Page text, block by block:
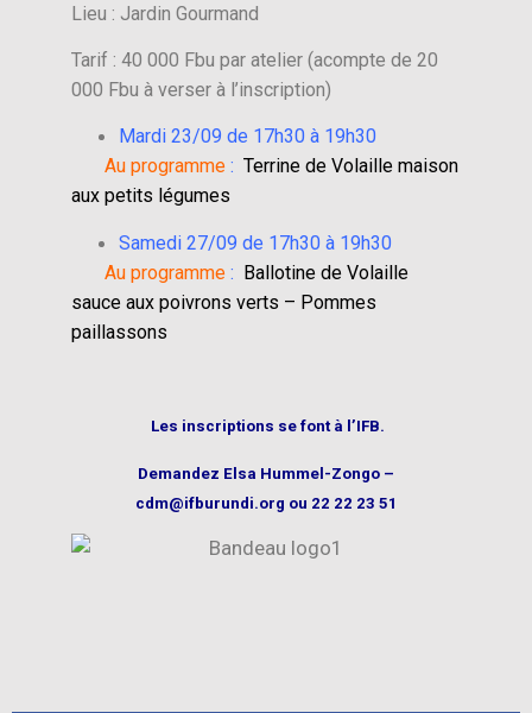
Lieu : Jardin Gourmand
Tarif : 40 000 Fbu par atelier (acompte de 20
000 Fbu à verser à l’inscription)
Mardi 23/09 de 17h30 à 19h30
Au programme : Terrine de Volaille maison
aux petits légumes
Samedi 27/09 de 17h30 à 19h30
Au programme : Ballotine de Volaille
sauce aux poivrons verts – Pommes
paillassons
Les inscriptions se font à l’IFB.
Demandez Elsa Hummel-Zongo –
cdm@ifburundi.org ou 22 22 23 51